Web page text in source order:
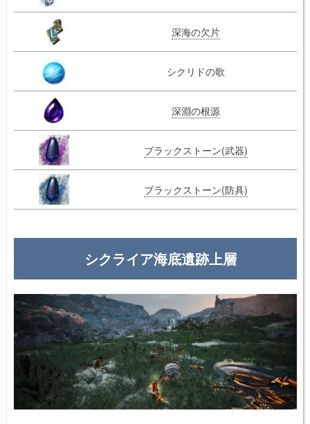
深海の欠片
シクリドの歌
深淵の根源
ブラックストーン(武器)
ブラックストーン(防具)
シクライア海底遺跡上層